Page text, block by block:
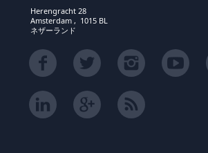
Herengracht 28
Amsterdam , 1015 BL
ネザーランド